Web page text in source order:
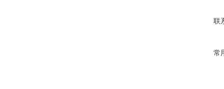
联
常